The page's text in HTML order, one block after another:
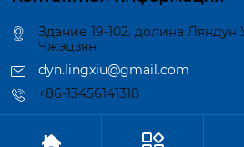
Здание 19-102, долина Ляндун
Чжэцзян
dyn.lingxiu@gmail.com
+86-13456141318